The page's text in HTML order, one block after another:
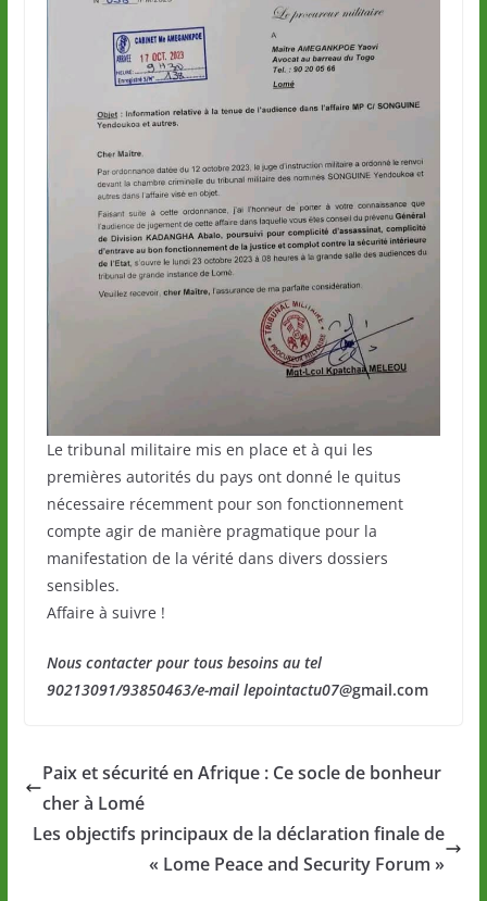
Le tribunal militaire mis en place et à qui les
premières autorités du pays ont donné le quitus
nécessaire récemment pour son fonctionnement
compte agir de manière pragmatique pour la
manifestation de la vérité dans divers dossiers
sensibles.
Affaire à suivre !
Nous contacter pour tous besoins au tel
90213091/93850463/e-mail lepointactu07@gmail.com
Paix et sécurité en Afrique : Ce socle de bonheur
cher à Lomé
Les objectifs principaux de la déclaration finale de
« Lome Peace and Security Forum »